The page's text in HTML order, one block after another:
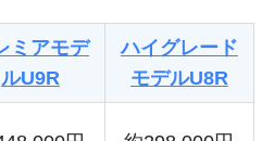
ミアモデ
ルU9R
ハイグレード
モデルU8R